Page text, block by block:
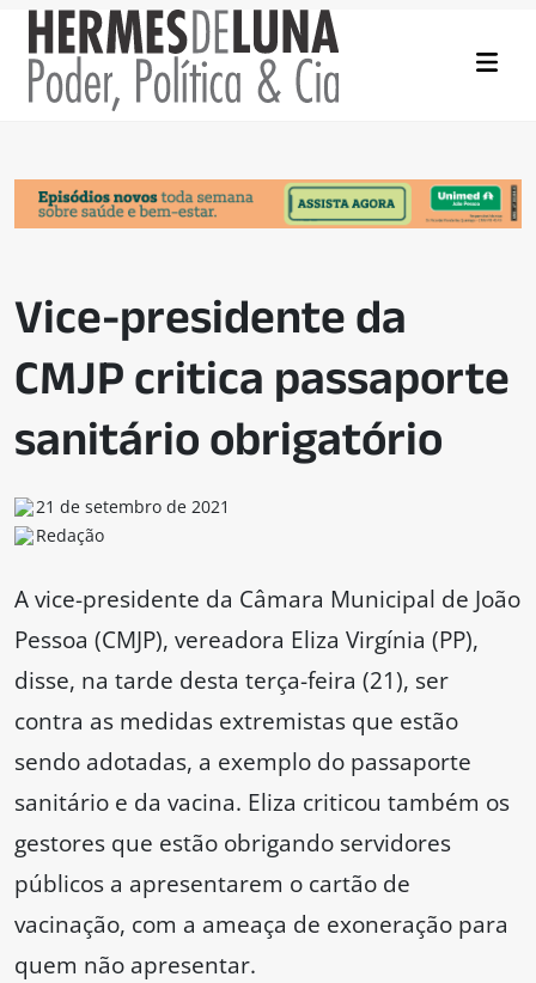
Vice-presidente da
CMJP critica passaporte
sanitário obrigatório
21 de setembro de 2021
Redação
A vice-presidente da Câmara Municipal de João
Pessoa (CMJP), vereadora Eliza Virgínia (PP),
disse, na tarde desta terça-feira (21), ser
contra as medidas extremistas que estão
sendo adotadas, a exemplo do passaporte
sanitário e da vacina. Eliza criticou também os
gestores que estão obrigando servidores
públicos a apresentarem o cartão de
vacinação, com a ameaça de exoneração para
quem não apresentar.